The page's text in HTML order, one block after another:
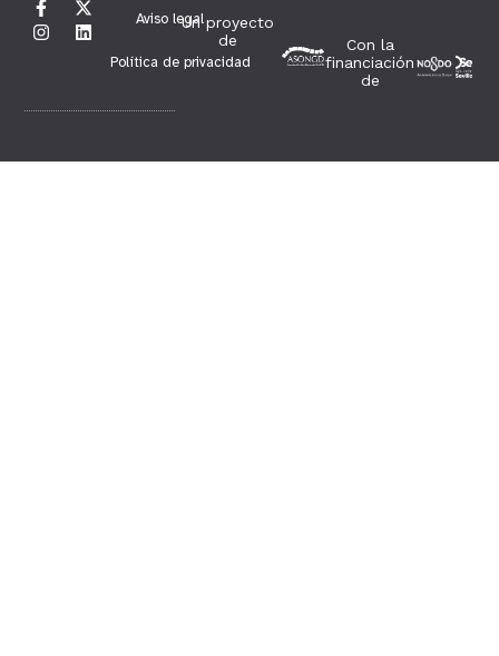
Aviso legal
Política de privacidad
Un proyecto
de
Con la
financiación
de